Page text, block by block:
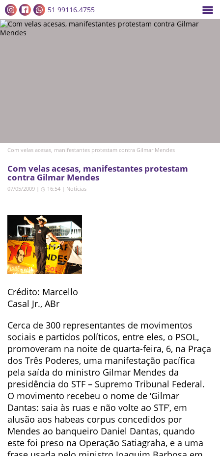
51 99116.4755
Com velas acesas, manifestantes protestam contra Gilmar Mendes
Com velas acesas, manifestantes protestam
contra Gilmar Mendes
07/05/2009 | ◷ 16:54 | Notícias
Crédito: Marcello
Casal Jr., ABr
Cerca de 300 representantes de movimentos
sociais e partidos políticos, entre eles, o PSOL,
promoveram na noite de quarta-feira, 6, na Praça
dos Três Poderes, uma manifestação pacífica
pela saída do ministro Gilmar Mendes da
presidência do STF – Supremo Tribunal Federal.
O movimento recebeu o nome de ‘Gilmar
Dantas: saia às ruas e não volte ao STF’, em
alusão aos habeas corpus concedidos por
Mendes ao banqueiro Daniel Dantas, quando
este foi preso na Operação Satiagraha, e a uma